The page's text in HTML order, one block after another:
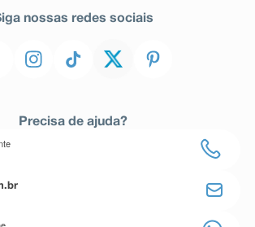
nossas redes sociais
Precisa de ajuda?